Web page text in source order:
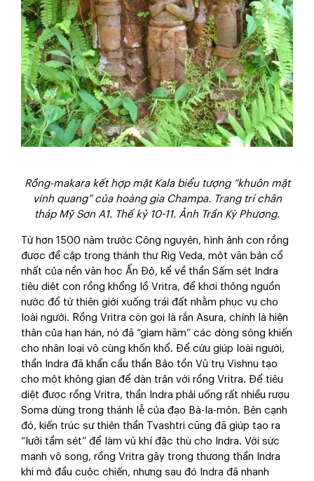
Rồng-makara kết hợp mặt Kala biểu tượng “khuôn mặt
vinh quang” của hoàng gia Champa. Trang trí chân
tháp Mỹ Sơn A1. Thế kỷ 10-11. Ảnh Trần Kỳ Phương.
Từ hơn 1500 năm trước Công nguyên, hình ảnh con rồng
được đề cập trong thánh thư Rig Veda, một văn bản cổ
nhất của nền văn học Ấn Độ, kể về thần Sấm sét Indra
tiêu diệt con rồng khổng lồ Vritra, để khơi thông nguồn
nước đổ từ thiên giới xuống trái đất nhằm phục vụ cho
loài người. Rồng Vritra còn gọi là rắn Asura, chính là hiện
thân của hạn hán, nó đã “giam hãm” các dòng sông khiến
cho nhân loại vô cùng khốn khổ. Để cứu giúp loài người,
thần Indra đã khẩn cầu thần Bảo tồn Vũ trụ Vishnu tạo
cho một không gian để dàn trận với rồng Vritra. Để tiêu
diệt được rồng Vritra, thần Indra phải uống rất nhiều rượu
Soma dùng trong thánh lễ của đạo Bà-la-môn. Bên cạnh
đó, kiến trúc sư thiên thần Tvashtri cũng đã giúp tạo ra
“lưỡi tầm sét” để làm vũ khí đặc thù cho Indra. Với sức
mạnh vô song, rồng Vritra gây trọng thương thần Indra
khi mở đầu cuộc chiến, nhưng sau đó Indra đã nhanh